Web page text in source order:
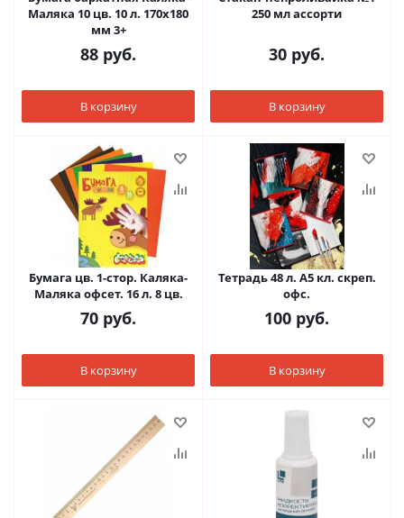
Маляка 10 цв. 10 л. 170х180
мм 3+
88 руб.
В корзину
250 мл ассорти
30 руб.
В корзину
Бумага цв. 1-стор. Каляка-
Маляка офсет. 16 л. 8 цв.
70 руб.
В корзину
Тетрадь 48 л. А5 кл. скреп.
офс.
100 руб.
В корзину